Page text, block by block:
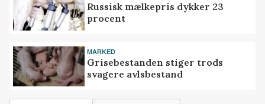
Russisk mælkepris dykker 23
procent
MARKED
Grisebestanden stiger trods
svagere avlsbestand